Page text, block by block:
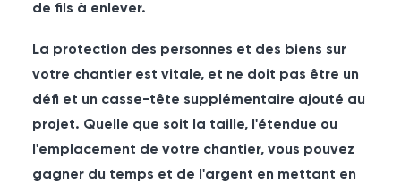
de fils à enlever.
La protection des personnes et des biens sur
votre chantier est vitale, et ne doit pas être un
défi et un casse-tête supplémentaire ajouté au
projet. Quelle que soit la taille, l'étendue ou
l'emplacement de votre chantier, vous pouvez
gagner du temps et de l'argent en mettant en